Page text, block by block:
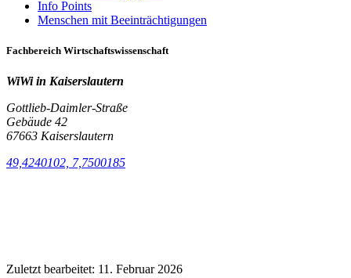
Info Points
Menschen mit Beeinträchtigungen
Fachbereich Wirtschaftswissenschaft
WiWi in Kaiserslautern
Gottlieb-Daimler-Straße
Gebäude 42
67663 Kaiserslautern
49,4240102, 7,7500185
Zuletzt bearbeitet: 11. Februar 2026